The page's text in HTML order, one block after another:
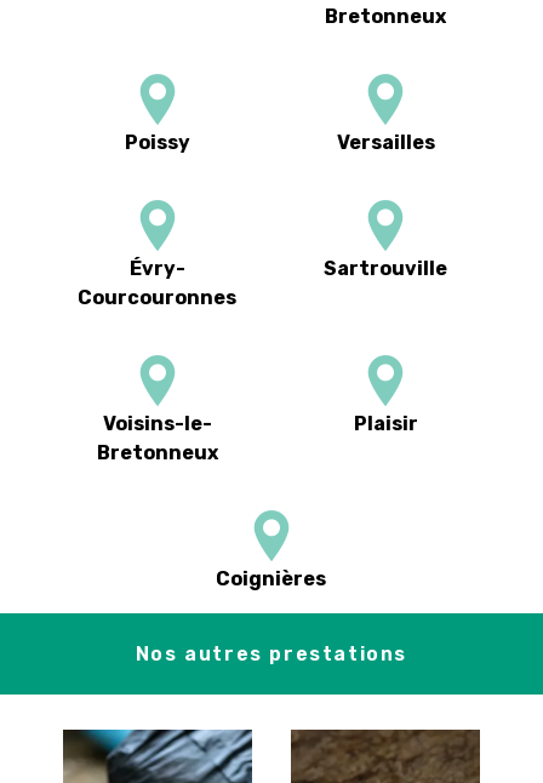
Bretonneux
Poissy Versailles
Évry-
Courcouronnes
Sartrouville
Voisins-le-
Bretonneux
Plaisir
Coignières
Nos autres prestations